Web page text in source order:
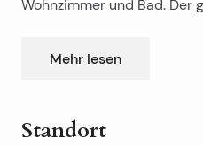
Wohnzimmer und Bad. Der
hat das Gebäude eine
Hypermarkt Beeren,
Mehr lesen
Standort